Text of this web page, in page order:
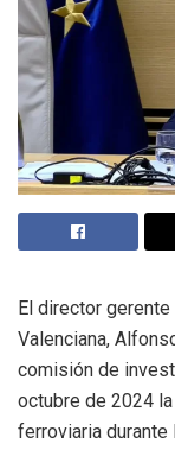
El director
Valenciana,
comisión de
octubre de 2024
ferroviaria durante